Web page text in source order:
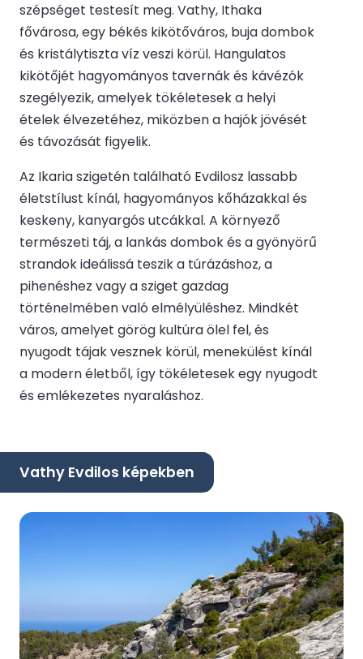
szépséget testesít meg. Vathy, Ithaka
fővárosa, egy békés kikötőváros, buja dombok
és kristálytiszta víz veszi körül. Hangulatos
kikötőjét hagyományos tavernák és kávézók
szegélyezik, amelyek tökéletesek a helyi
ételek élvezetéhez, miközben a hajók jövését
és távozását figyelik.
Az Ikaria szigetén található Evdilosz lassabb
életstílust kínál, hagyományos kőházakkal és
keskeny, kanyargós utcákkal. A környező
természeti táj, a lankás dombok és a gyönyörű
strandok ideálissá teszik a túrázáshoz, a
pihenéshez vagy a sziget gazdag
történelmében való elmélyüléshez. Mindkét
város, amelyet görög kultúra ölel fel, és
nyugodt tájak vesznek körül, menekülést kínál
a modern életből, így tökéletesek egy nyugodt
és emlékezetes nyaraláshoz.
Vathy Evdilos képekben